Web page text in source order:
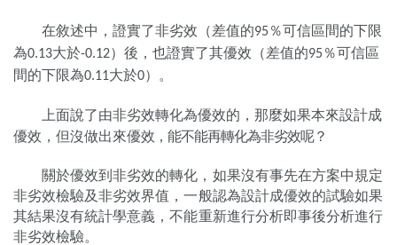
在敘述中，證實了非劣效（差值的95％可信區間的下限
為0.13大於-0.12）後， 也證實了其優效（差值的95％可信區
間的下限為0.11大於0）。
上面說了由非劣效轉化為優效的，那麼如果本來設計成
優效 ，但沒做出來優效，能不能再轉化為非劣效呢？
關於優效到非劣效的轉化，如果沒有事先在方案中規定
非劣效檢驗及非劣效界值，一般認為設計成優效的試驗如果
其結果沒有統計學意義，不能重新進行分析即事後分析進行
非劣效檢驗。